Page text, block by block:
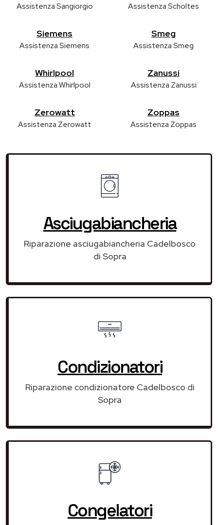
Assistenza Sangiorgio Assistenza Scholtes
Siemens
Assistenza Siemens
Smeg
Assistenza Smeg
Whirlpool
Assistenza Whirlpool
Zanussi
Assistenza Zanussi
Zerowatt
Assistenza Zerowatt
Zoppas
Assistenza Zoppas
Asciugabiancheria
Riparazione asciugabiancheria Cadelbosco
di Sopra
Condizionatori
Riparazione condizionatore Cadelbosco di
Sopra
Congelatori